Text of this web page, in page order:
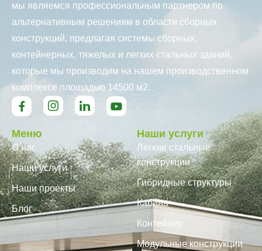
мы являемся профессиональным партнером по
альтернативным решениям в области сборных
конструкций, предлагая системы сборных,
контейнерных, тяжелых и легких стальных зданий,
которые мы производим на нашем производственном
комплексе площадью 14500 м2.
Меню
О нас
Наши услуги
Наши проекты
Блог
Наши услуги
Легкие стальные
конструкции
Гибридные структуры
Кабина
Контейнер
Модульные конструкции